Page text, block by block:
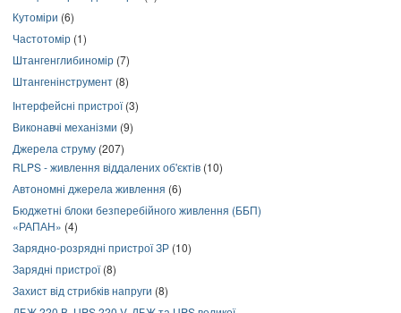
Кутоміри (6)
Частотомір (1)
Штангенглибиномір (7)
Штангенінструмент (8)
Інтерфейсні пристрої(3)
Виконавчі механізми (9)
Джерела струму (207)
RLPS - живлення віддалених об'єктів (10)
Автономні джерела живлення (6)
Бюджетні блоки безперебійного живлення (ББП)
«РАПАН» (4)
Зарядно-розрядні пристрої ЗР (10)
Зарядні пристрої(8)
Захист від стрибків напруги (8)